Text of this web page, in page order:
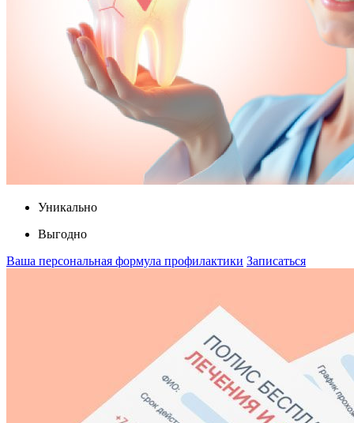
Уникально
Выгодно
Ваша персональная формула профилактики Записаться